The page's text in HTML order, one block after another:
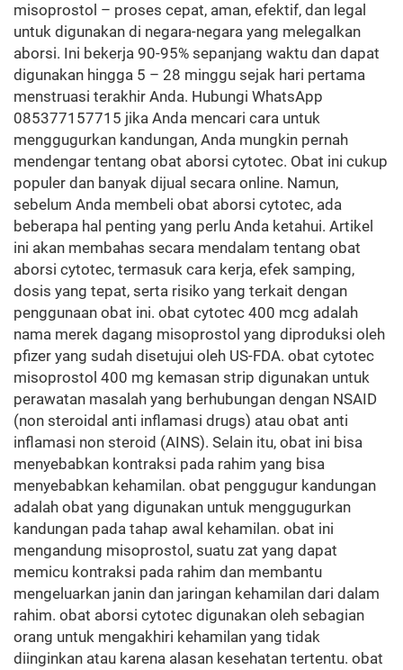
misoprostol – proses cepat, aman, efektif, dan legal
untuk digunakan di negara-negara yang melegalkan
aborsi. Ini bekerja 90-95% sepanjang waktu dan dapat
digunakan hingga 5 – 28 minggu sejak hari pertama
menstruasi terakhir Anda. Hubungi WhatsApp
085377157715 jika Anda mencari cara untuk
menggugurkan kandungan, Anda mungkin pernah
mendengar tentang obat aborsi cytotec. Obat ini cukup
populer dan banyak dijual secara online. Namun,
sebelum Anda membeli obat aborsi cytotec, ada
beberapa hal penting yang perlu Anda ketahui. Artikel
ini akan membahas secara mendalam tentang obat
aborsi cytotec, termasuk cara kerja, efek samping,
dosis yang tepat, serta risiko yang terkait dengan
penggunaan obat ini. obat cytotec 400 mcg adalah
nama merek dagang misoprostol yang diproduksi oleh
pfizer yang sudah disetujui oleh US-FDA. obat cytotec
misoprostol 400 mg kemasan strip digunakan untuk
perawatan masalah yang berhubungan dengan NSAID
(non steroidal anti inflamasi drugs) atau obat anti
inflamasi non steroid (AINS). Selain itu, obat ini bisa
menyebabkan kontraksi pada rahim yang bisa
menyebabkan kehamilan. obat penggugur kandungan
adalah obat yang digunakan untuk menggugurkan
kandungan pada tahap awal kehamilan. obat ini
mengandung misoprostol, suatu zat yang dapat
memicu kontraksi pada rahim dan membantu
mengeluarkan janin dan jaringan kehamilan dari dalam
rahim. obat aborsi cytotec digunakan oleh sebagian
orang untuk mengakhiri kehamilan yang tidak
diinginkan atau karena alasan kesehatan tertentu. obat